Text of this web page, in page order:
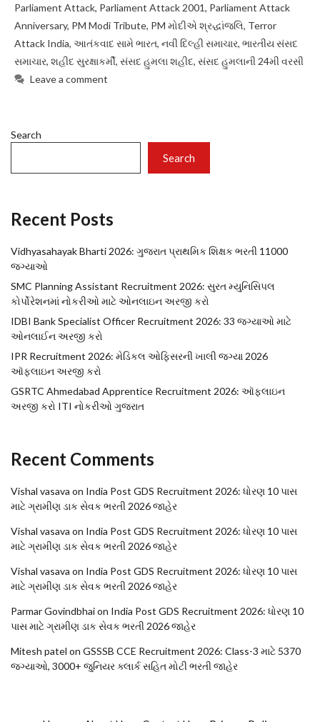
Parliament Attack, Parliament Attack 2001, Parliament Attack
Anniversary, PM Modi Tribute, PM મોદીએ શ્રદ્ધાંજલિ, Terror
Attack India, આતંકવાદ સામે ભારત, નવી દિલ્હી સમાચાર, ભારતીય સંસદ
સમાચાર, શહીદ સુરક્ષાકર્મી, સંસદ હુમલા શહીદ, સંસદ હુમલાની 24મી વરસી
Leave a comment
Search
Search
Recent Posts
Vidhyasahayak Bharti 2026: ગુજરાત પ્રાથમિક શિક્ષક ભરતી 11000
જગ્યાઓ
SMC Planning Assistant Recruitment 2026: સુરત મ્યુનિસિપલ
કોર્પોરેશનમાં નોકરીઓ માટે ઓનલાઇન અરજી કરો
IDBI Bank Specialist Officer Recruitment 2026: 33 જગ્યાઓ માટે
ઓનલાઈન અરજી કરો
IPR Recruitment 2026: મેડિકલ ઓફિસરની ખાલી જગ્યા 2026
ઑફલાઇન અરજી કરો
GSRTC Ahmedabad Apprentice Recruitment 2026: ઑફલાઇન
અરજી કરો ITI નોકરીઓ ગુજરાત
Recent Comments
Vishal vasava on India Post GDS Recruitment 2026: ધોરણ 10 પાસ
માટે ગ્રામીણ ડાક સેવક ભરતી 2026 જાહેર
Vishal vasava on India Post GDS Recruitment 2026: ધોરણ 10 પાસ
માટે ગ્રામીણ ડાક સેવક ભરતી 2026 જાહેર
Vishal vasava on India Post GDS Recruitment 2026: ધોરણ 10 પાસ
માટે ગ્રામીણ ડાક સેવક ભરતી 2026 જાહેર
Parmar Govindbhaion India Post GDS Recruitment 2026: ધોરણ 10
પાસ માટે ગ્રામીણ ડાક સેવક ભરતી 2026 જાહેર
Mitesh patel on GSSSB CCE Recruitment 2026: Class-3 માટે 5370
જગ્યાઓ, 3000+ જુનિયર ક્લાર્ક સહિત મોટી ભરતી જાહેર